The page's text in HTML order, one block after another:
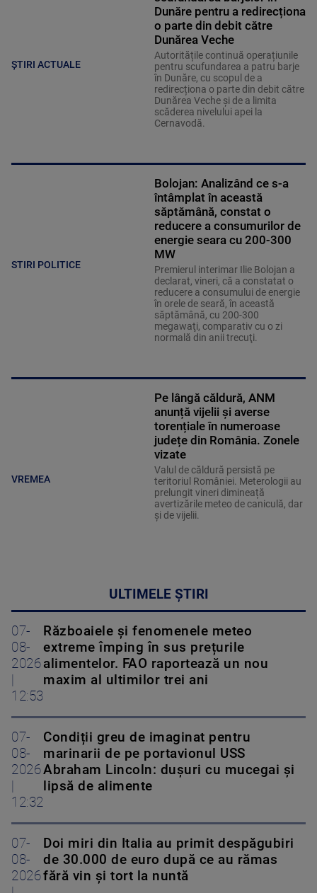
ȘTIRI ACTUALE
Dunăre pentru a redirecționa
o parte din debit către
Dunărea Veche
Autoritățile continuă operațiunile
pentru scufundarea a patru barje
în Dunăre, cu scopul de a
redirecționa o parte din debit către
Dunărea Veche și de a limita
scăderea nivelului apei la
Cernavodă.
STIRI POLITICE
Bolojan: Analizând ce s-a
întâmplat în această
săptămână, constat o
reducere a consumurilor de
energie seara cu 200-300
MW
Premierul interimar Ilie Bolojan a
declarat, vineri, că a constatat o
reducere a consumului de energie
în orele de seară, în această
săptămână, cu 200-300
megawaţi, comparativ cu o zi
normală din anii trecuţi.
VREMEA
Pe lângă căldură, ANM
anunță vijelii și averse
torențiale în numeroase
județe din România. Zonele
vizate
Valul de căldură persistă pe
teritoriul României. Meterologii au
prelungit vineri dimineață
avertizările meteo de caniculă, dar
și de vijelii.
ULTIMELE ȘTIRI
07-
08-
2026
12:53
Războaiele și fenomenele meteo
extreme împing în sus prețurile
alimentelor. FAO raportează un nou
maxim al ultimilor trei ani
07-
08-
2026
12:32
Condiții greu de imaginat pentru
marinarii de pe portavionul USS
Abraham Lincoln: dușuri cu mucegai și
lipsă de alimente
07-
08-
2026
Doi miri din Italia au primit despăgubiri
de 30.000 de euro după ce au rămas
fără vin și tort la nuntă